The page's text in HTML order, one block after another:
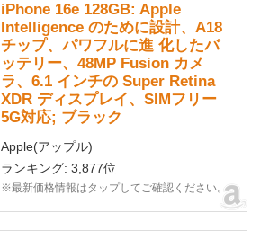
iPhone 16e 128GB: Apple
Intelligence のために設計、A18
チップ、パワフルに進 化したバ
ッテリー、48MP Fusion カメ
ラ、6.1 インチの Super Retina
XDR ディスプレイ、SIMフリー
5G対応; ブラック
Apple(アップル)
ランキング: 3,877位
※最新価格情報はタップしてご確認ください。